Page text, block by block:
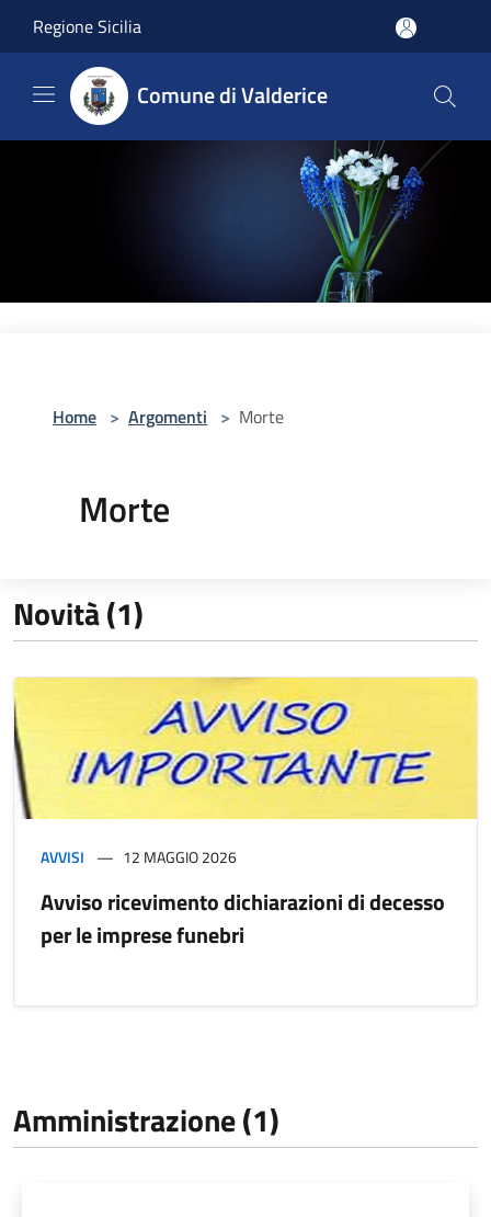
Regione Sicilia
Comune di Valderice
Home > Argomenti > Morte
Morte
Novità (1)
AVVISI 12 MAGGIO 2026
Avviso ricevimento dichiarazioni di decesso
per le imprese funebri
Amministrazione (1)